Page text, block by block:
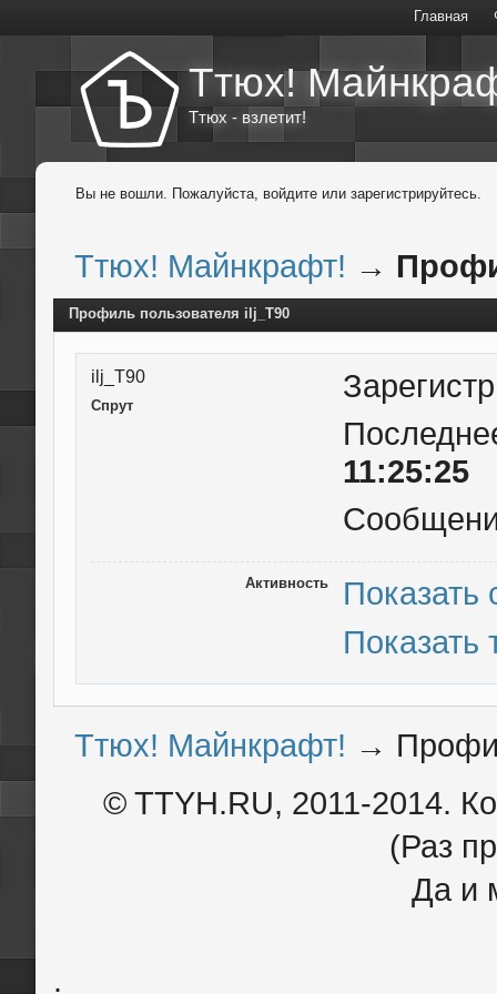
Главная
Ттюх!
Ттюх - взлетит!
Вы не вошли. Пожалуйста, войдите или зарегистрируйтесь.
Ттюх! Майнкрафт! →
Профиль пользователя ilj_T90
ilj_T90
Спрут
11:25:25
Активность
Показать
Ттюх! Майнкрафт! →
© TTYH.RU, 2011-2014.
(Раз
Да и
.